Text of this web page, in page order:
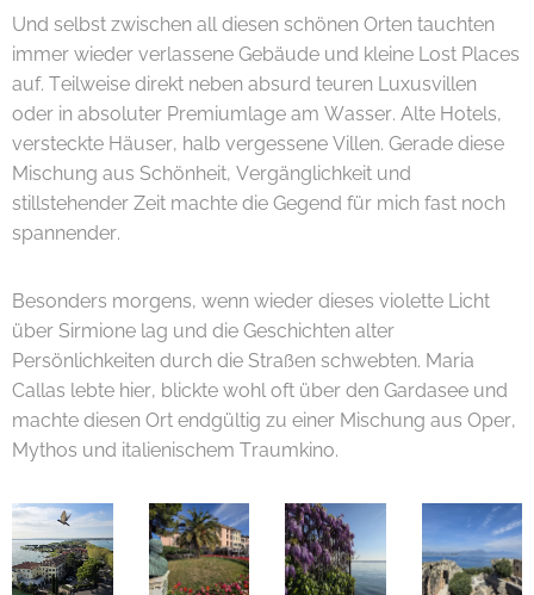
Und selbst zwischen all diesen schönen Orten tauchten
immer wieder verlassene Gebäude und kleine Lost Places
auf. Teilweise direkt neben absurd teuren Luxusvillen
oder in absoluter Premiumlage am Wasser. Alte Hotels,
versteckte Häuser, halb vergessene Villen. Gerade diese
Mischung aus Schönheit, Vergänglichkeit und
stillstehender Zeit machte die Gegend für mich fast noch
spannender. 🌿🏚️✨
Besonders morgens, wenn wieder dieses violette Licht
über Sirmione lag und die Geschichten alter
Persönlichkeiten durch die Straßen schwebten. Maria
Callas lebte hier, blickte wohl oft über den Gardasee und
machte diesen Ort endgültig zu einer Mischung aus Oper,
Mythos und italienischem Traumkino. 😊🎭🌅